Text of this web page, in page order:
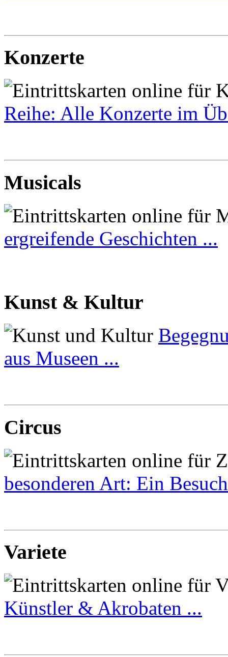
Konzerte
Reihe: Alle Konzerte im
Musicals
ergreifende Geschichten ...
Kunst & Kultur
aus Museen ...
Circus
besonderen Art: Ein
Variete
Künstler & Akrobaten ...